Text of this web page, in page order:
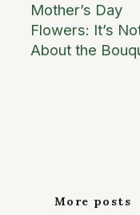
Mother’s Day
Flowers: It’s
About the
More posts